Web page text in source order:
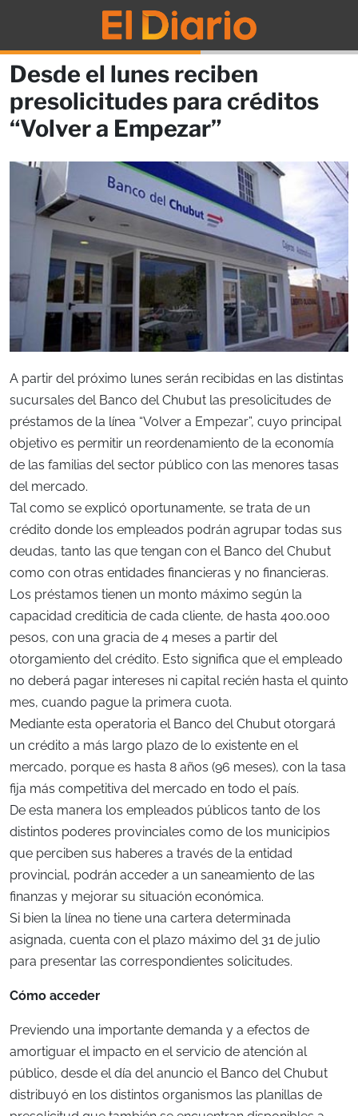
Desde el lunes reciben
presolicitudes para créditos
“Volver a Empezar”
A partir del próximo lunes serán recibidas en las distintas
sucursales del Banco del Chubut las presolicitudes de
préstamos de la línea “Volver a Empezar”, cuyo principal
objetivo es permitir un reordenamiento de la economía
de las familias del sector público con las menores tasas
del mercado.
Tal como se explicó oportunamente, se trata de un
crédito donde los empleados podrán agrupar todas sus
deudas, tanto las que tengan con el Banco del Chubut
como con otras entidades financieras y no financieras.
Los préstamos tienen un monto máximo según la
capacidad crediticia de cada cliente, de hasta 400.000
pesos, con una gracia de 4 meses a partir del
otorgamiento del crédito. Esto significa que el empleado
no deberá pagar intereses ni capital recién hasta el quinto
mes, cuando pague la primera cuota.
Mediante esta operatoria el Banco del Chubut otorgará
un crédito a más largo plazo de lo existente en el
mercado, porque es hasta 8 años (96 meses), con la tasa
fija más competitiva del mercado en todo el país.
De esta manera los empleados públicos tanto de los
distintos poderes provinciales como de los municipios
que perciben sus haberes a través de la entidad
provincial, podrán acceder a un saneamiento de las
finanzas y mejorar su situación económica.
Si bien la línea no tiene una cartera determinada
asignada, cuenta con el plazo máximo del 31 de julio
para presentar las correspondientes solicitudes.
Cómo acceder
Previendo una importante demanda y a efectos de
amortiguar el impacto en el servicio de atención al
público, desde el día del anuncio el Banco del Chubut
distribuyó en los distintos organismos las planillas de